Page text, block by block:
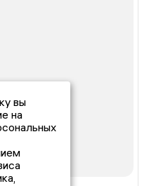
вы
на